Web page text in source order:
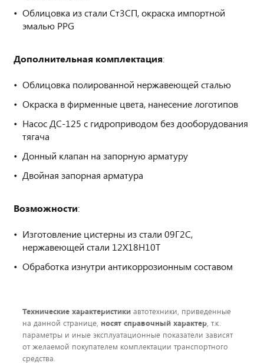
Облицовка из стали Ст3СП, окраска импортной
эмалью PPG
Дополнительная комплектация:
Облицовка полированной нержавеющей сталью
Окраска в фирменные цвета, нанесение логотипов
Насос ДС-125 с гидроприводом без дооборудования
тягача
Донный клапан на запорную арматуру
Двойная запорная арматура
Возможности:
Изготовление цистерны из стали 09Г2С,
нержавеющей стали 12Х18Н10Т
Обработка изнутри антикоррозионным составом
Технические характеристики автотехники, приведенные
на данной странице, носят справочный характер, т.к.
параметры и иные эксплуатационные показатели зависят
от желаемой покупателем комплектации транспортного
средства.